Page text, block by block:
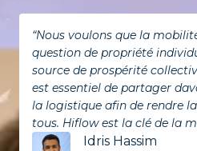
“Nous voulons que la
question de propriété
source de prospérité
est essentiel de partager
la logistique afin de rendre
tous. Hiflow est la clé de la
Idris Hassim